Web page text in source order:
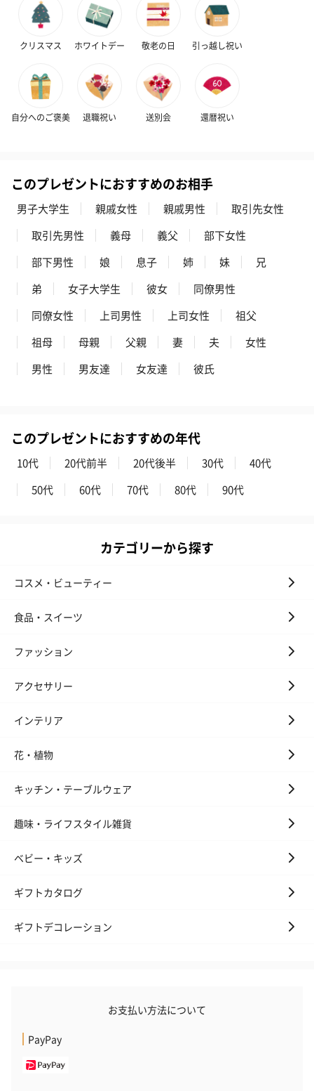
クリスマス ホワイトデー 敬老の日 引っ越し祝い
自分へのご褒美 退職祝い 送別会 還暦祝い
このプレゼントにおすすめのお相手
男子大学生 親戚女性 親戚男性
取引先女性
取引先男性
義母 義父
部下女性
部下男性
娘 息子 姉 妹
兄
弟
女子大学生 彼女
同僚男性
同僚女性
上司男性 上司女性
祖父
祖母
母親 父親 妻 夫
女性
男性
男友達 女友達 彼氏
このプレゼントにおすすめの年代
10代 20代前半 20代後半 30代
40代
50代
60代 70代 80代 90代
カテゴリーから探す
コスメ・ビューティー
食品・スイーツ
ファッション
アクセサリー
インテリア
花・植物
キッチン・テーブルウェア
趣味・ライフスタイル雑貨
ベビー・キッズ
ギフトカタログ
ギフトデコレーション
お支払い方法について
PayPay